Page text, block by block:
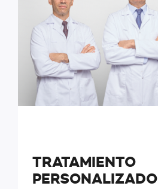
TRATAMIENTO
PERSONALIZADO